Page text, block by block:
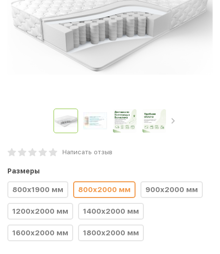
Написать отзыв
Размеры
800х1900 мм 800х2000 мм 900х2000 мм
1200х2000 мм 1400х2000 мм
1600х2000 мм 1800х2000 мм